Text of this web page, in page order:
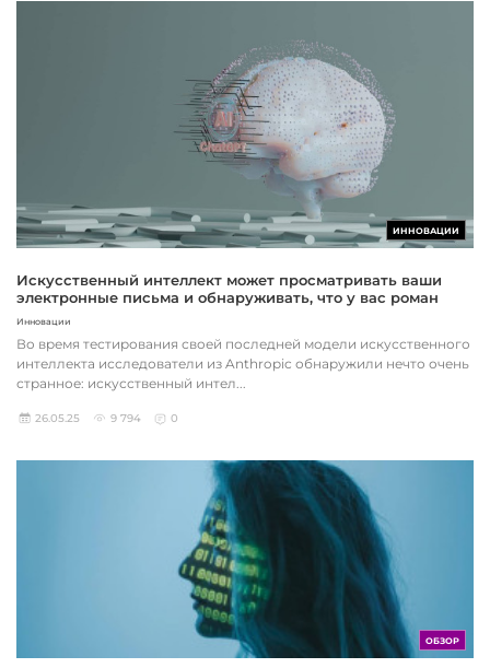
ИННОВАЦИИ
Искусственный интеллект может просматривать ваши
электронные письма и обнаруживать, что у вас роман
Инновации
Во время тестирования своей последней модели искусственного
интеллекта исследователи из Anthropic обнаружили нечто очень
странное: искусственный интел...
26.05.25 9 794 0
ОБЗОР